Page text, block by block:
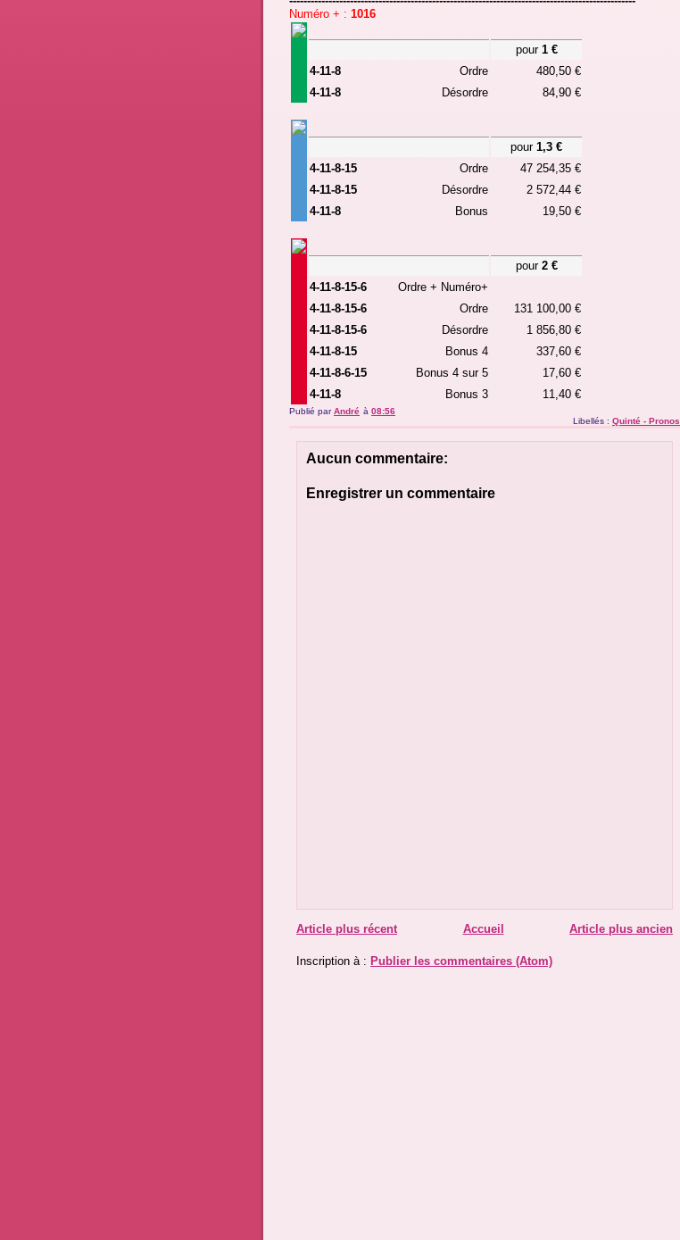
Numéro + : 1016
pour 1 €
4-11-8
Ordre
480,50 €
4-11-8
Désordre 84,90 €
pour 1,3 €
4-11-8-15
Ordre
47 254,35 €
4-11-8-15
Désordre
2 572,44 €
4-11-8
Bonus 19,50 €
pour 2 €
4-11-8-15-6
Ordre + Numéro+
4-11-8-15-6
Ordre
131 100,00 €
4-11-8-15-6
Désordre
1 856,80 €
4-11-8-15
Bonus 4
337,60 €
4-11-8-6-15
Bonus 4 sur 5
17,60 €
4-11-8
Bonus 3 11,40 €
Publié parAndré à 08:56
Libellés : Quinté - Pronos
Aucun commentaire:
Enregistrer un commentaire
Article plus récent Article plus ancien
Accueil
Inscription à : Publier les commentaires (Atom)